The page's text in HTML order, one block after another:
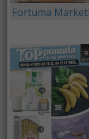
Fortuma Marketi